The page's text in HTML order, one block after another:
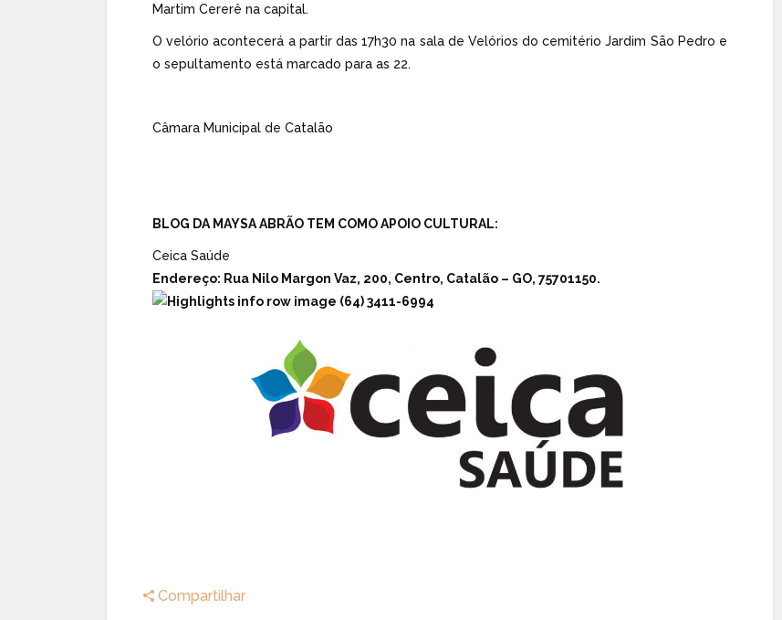
Martim Cererê na capital.
O velório acontecerá a partir das 17h30 na sala de Velórios do cemitério Jardim São Pedro e
o sepultamento está marcado para as 22.
Câmara Municipal de Catalão
BLOG DA MAYSA ABRÃO TEM COMO APOIO CULTURAL:
Ceica Saúde
Endereço: Rua Nilo Margon Vaz, 200, Centro, Catalão – GO, 75701150.
(64) 3411-6994
Compartilhar